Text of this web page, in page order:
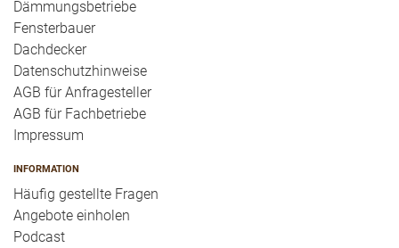
Dämmungsbetriebe
Fensterbauer
Dachdecker
Datenschutzhinweise
AGB für Anfragesteller
AGB für Fachbetriebe
Impressum
INFORMATION
Häufig gestellte Fragen
Angebote einholen
Podcast